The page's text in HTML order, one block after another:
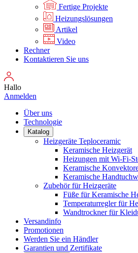
Fertige Projekte
Heizungslösungen
Artikel
Video
Rechner
Kontaktieren Sie uns
Hallo
Anmelden
Über uns
Technologie
Katalog
Heizgeräte Teploceramic
Keramische Heizgerät
Heizungen mit Wi-Fi-
Keramische
Keramische
Zubehör für Heizgeräte
Füße für Keramische
Temperaturregler für
Wandtrockner für
Versandinfo
Promotionen
Werden Sie ein Händler
Garantien und Zertifikate